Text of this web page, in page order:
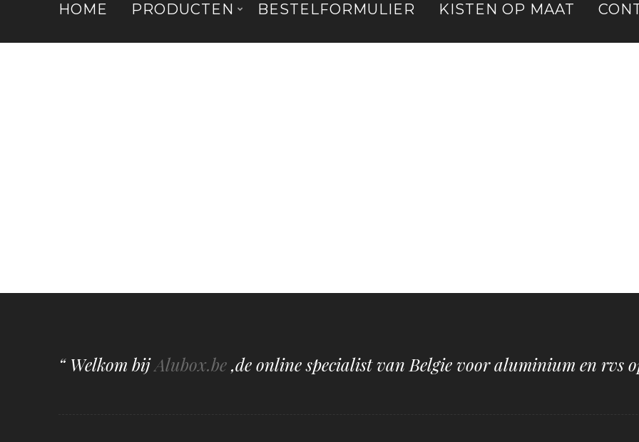
HOME PRODUCTEN BESTELFORMULIER KISTEN OP MAAT
“ Welkom bijAlubox.be,de online specialist van Belgie voor aluminium en rvs